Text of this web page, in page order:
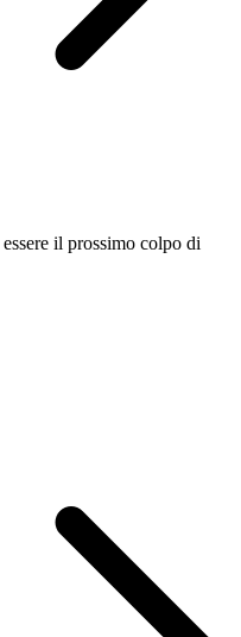
il prossimo colpo di